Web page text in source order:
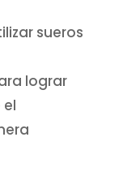
sueros
lograr